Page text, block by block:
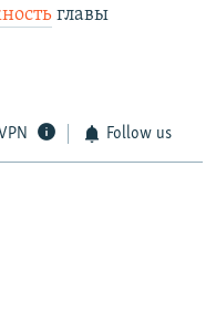
главы
Follow us